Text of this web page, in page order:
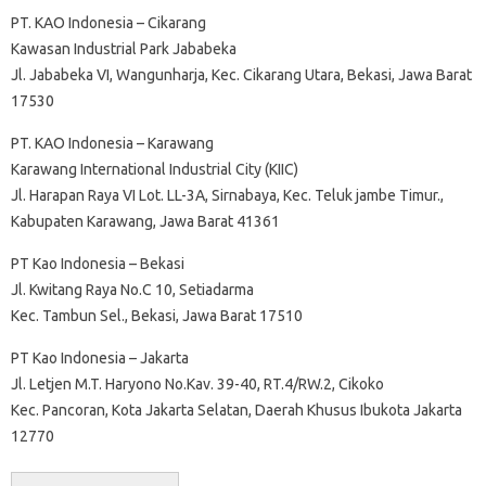
PT. KAO Indonesia – Cikarang
Kawasan Industrial Park Jababeka
Jl. Jababeka VI, Wangunharja, Kec. Cikarang Utara, Bekasi, Jawa Barat
17530
PT. KAO Indonesia – Karawang
Karawang International Industrial City (KIIC)
Jl. Harapan Raya VI Lot. LL-3A, Sirnabaya, Kec. Teluk jambe Timur.,
Kabupaten Karawang, Jawa Barat 41361
PT Kao Indonesia – Bekasi
Jl. Kwitang Raya No.C 10, Setiadarma
Kec. Tambun Sel., Bekasi, Jawa Barat 17510
PT Kao Indonesia – Jakarta
Jl. Letjen M.T. Haryono No.Kav. 39-40, RT.4/RW.2, Cikoko
Kec. Pancoran, Kota Jakarta Selatan, Daerah Khusus Ibukota Jakarta
12770